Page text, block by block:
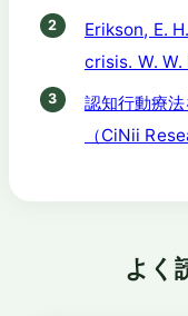
Erikson, E.
crisis. W.
認知行動療
（CiNii
よく